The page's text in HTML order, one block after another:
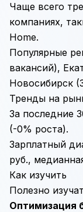
Чаще всего
компаниях,
Home.
Популярные
вакансий),
Новосибирск
Тренды на
За последние
(-0% роста).
Зарплатный
руб.,
Как изучить
Полезно
Оптимизация